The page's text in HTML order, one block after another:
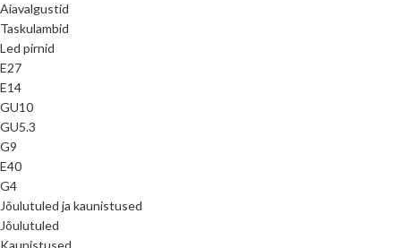
Aiavalgustid
Taskulambid
Led pirnid
E27
E14
GU10
GU5.3
G9
E40
G4
Jõulutuled ja kaunistused
Jõulutuled
Kaunistused